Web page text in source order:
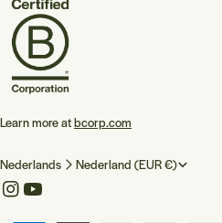
Learn more atbcorp.com
T
a
Nederlands
L
n
Nederland (EUR €)
Instagram
YouTube